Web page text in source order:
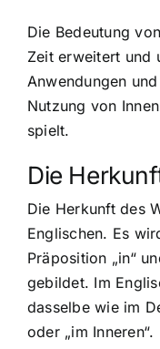
Die Bedeutung
Zeit erweitert und
Anwendungen
Nutzung von
spielt.
Die
Die Herkunft des
Englischen. Es
Präposition „in“
gebildet. Im
dasselbe wie im
oder „im Inneren“.